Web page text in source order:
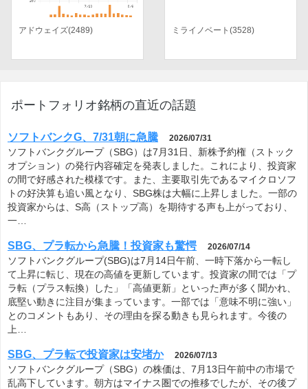
アドウェイズ(2489) ミライノベート(3528)
ポートフォリオ銘柄の直近の話題
ソフトバンクG、7/31朝に急騰 2026/07/31
ソフトバンクグループ（SBG）は7月31日、新株予約権（ストック
オプション）の発行内容確定を発表しました。これにより、投資家
の間で好感された模様です。また、主要取引先であるマイクロソフ
トの好決算も追い風となり、SBG株は大幅に上昇しました。一部の
投資家からは、S高（ストップ高）を期待する声も上がっており、
一…
SBG、プラ転から急騰！投資家も驚愕 2026/07/14
ソフトバンクグループ(SBG)は7月14日午前、一時下落から一転し
て上昇に転じ、現在の高値を更新しています。投資家の間では「プ
ラ転（プラス転換）した」「高値更新」といった声が多く聞かれ、
底堅い動きに注目が集まっています。一部では「意味不明に強い」
とのコメントもあり、その理由を探る動きも見られます。今後の
上…
SBG、プラ転で投資家は安堵か 2026/07/13
ソフトバンクグループ（SBG）の株価は、7月13日午前中の市場で
乱高下しています。朝方はマイナス圏での推移でしたが、その後プ